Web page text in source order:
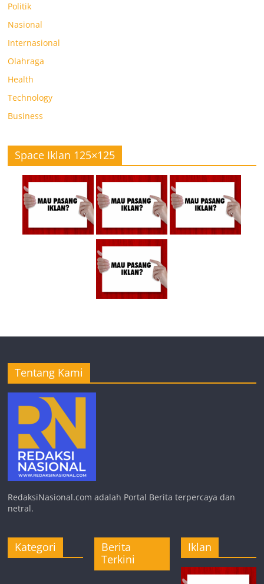
Politik
Nasional
Internasional
Olahraga
Health
Technology
Business
Space Iklan 125×125
Tentang Kami
RedaksiNasional.com adalah Portal Berita terpercaya dan
netral.
Kategori
Berita
Terkini
Iklan